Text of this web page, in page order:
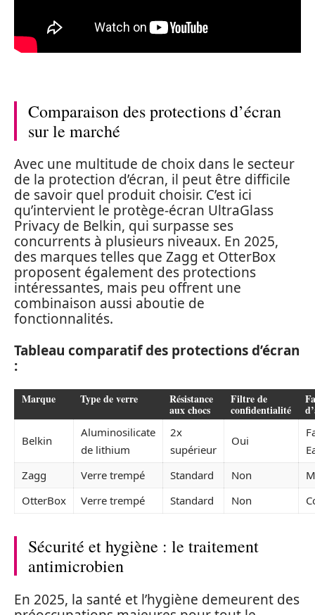
Comparaison des protections d’écran
sur le marché
Avec une multitude de choix dans le secteur
de la protection d’écran, il peut être difficile
de savoir quel produit choisir. C’est ici
qu’intervient le protège-écran UltraGlass
Privacy de Belkin, qui surpasse ses
concurrents à plusieurs niveaux. En 2025,
des marques telles que Zagg et OtterBox
proposent également des protections
intéressantes, mais peu offrent une
combinaison aussi aboutie de
fonctionnalités.
Tableau comparatif des protections d’écran
:
Marque Type de verre Résistance
aux chocs
Filtre de
confidentialité
Belkin
Aluminosilicate
de lithium
2x
supérieur
Oui
Zagg
Verre trempé Standard Non
OtterBox
Verre trempé Standard Non
Sécurité et hygiène : le traitement
antimicrobien
En 2025, la santé et l’hygiène demeurent des